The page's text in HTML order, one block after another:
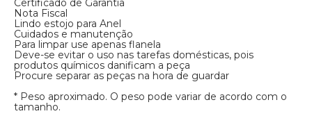
Certificado de Garantia
Nota Fiscal
Lindo estojo para Anel
Cuidados e manutenção
Para limpar use apenas flanela
Deve-se evitar o uso nas tarefas domésticas, pois
produtos químicos danificam a peça
Procure separar as peças na hora de guardar
* Peso aproximado. O peso pode variar de acordo com o
tamanho.